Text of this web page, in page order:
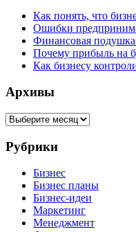
Как понять, что
Ошибки
Финансовая подушка
Почему прибыль на
Как бизнесу
Архивы
Архивы
Рубрики
Бизнес
Бизнес планы
Бизнес-идеи
Маркетинг
Менеджмент